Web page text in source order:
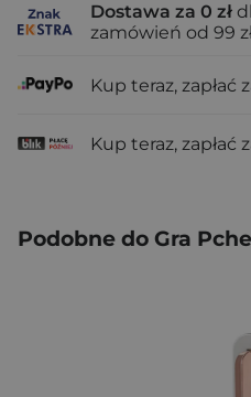
Dostawa za 0 zł
zamówień od 99
Kup teraz, zapłać
Kup teraz, zapłać
Podobne do Gra